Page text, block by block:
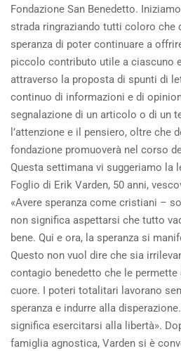
Fondazione San Benedetto.
strada ringraziando tutti coloro che
speranza di poter continuare a
piccolo contributo utile a ciascuno
attraverso la proposta di spunti di
continuo di informazioni e di
segnalazione di un articolo o di un
l’attenzione e il pensiero, oltre che
fondazione promuoverà nel corso
Questa settimana vi suggeriamo la
Foglio di Erik Varden, 50 anni,
«Avere speranza come cristiani –
non significa aspettarsi che tutto
bene. Qui e ora, la speranza si
Questo non vuol dire che sia
contagio benedetto che le
cuore. I poteri totalitari lavorano
speranza e indurre alla
significa esercitarsi alla libertà».
famiglia agnostica, Varden si è